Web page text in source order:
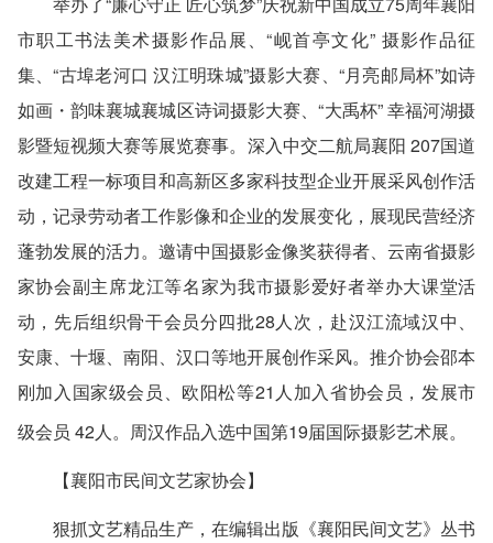
市职工书法美术摄影作品展、“岘首亭文化” 摄影作品征
集、“古埠老河口 汉江明珠城”摄影大赛、“月亮邮局杯”如诗
如画・韵味襄城襄城区诗词摄影大赛、“大禹杯” 幸福河湖摄
影暨短视频大赛等展览赛事。深入中交二航局襄阳 207国道
改建工程一标项目和高新区多家科技型企业开展采风创作活
动，记录劳动者工作影像和企业的发展变化，展现民营经济
蓬勃发展的活力。邀请中国摄影金像奖获得者、云南省摄影
家协会副主席龙江等名家为我市摄影爱好者举办大课堂活
动，先后组织骨干会员分四批28人次，赴汉江流域汉中、
安康、十堰、南阳、汉口等地开展创作采风。推介协会邵本
刚加入国家级会员、欧阳松等21人加入省协会员，发展市
级会员 42人。周汉作品入选中国第19届国际摄影艺术展。
【襄阳市民间文艺家协会】
狠抓文艺精品生产，在编辑出版《襄阳民间文艺》丛书